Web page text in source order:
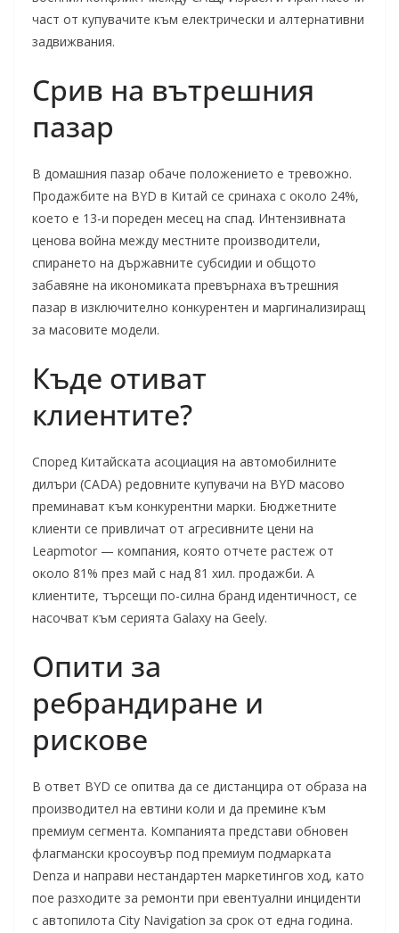
част от купувачите към електрически и алтернативни
задвижвания.
Срив на вътрешния
пазар
В домашния пазар обаче положението е тревожно.
Продажбите на BYD в Китай се сринаха с около 24%,
което е 13-и пореден месец на спад. Интензивната
ценова война между местните производители,
спирането на държавните субсидии и общото
забавяне на икономиката превърнаха вътрешния
пазар в изключително конкурентен и маргинализиращ
за масовите модели.
Къде отиват
клиентите?
Според Китайската асоциация на автомобилните
дилъри (CADA) редовните купувачи на BYD масово
преминават към конкурентни марки. Бюджетните
клиенти се привличат от агресивните цени на
Leapmotor — компания, която отчете растеж от
около 81% през май с над 81 хил. продажби. А
клиентите, търсещи по-силна бранд идентичност, се
насочват към серията Galaxy на Geely.
Опити за
ребрандиране и
рискове
В ответ BYD се опитва да се дистанцира от образа на
производител на евтини коли и да премине към
премиум сегмента. Компанията представи обновен
флагмански кросоувър под премиум подмарката
Denza и направи нестандартен маркетингов ход, като
пое разходите за ремонти при евентуални инциденти
с автопилота City Navigation за срок от една година.